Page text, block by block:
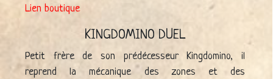
Lien boutique
KINGDOMINO DUEL
Petit frère de son prédécesseur Kingdomino, il
reprend la mécanique des zones et des